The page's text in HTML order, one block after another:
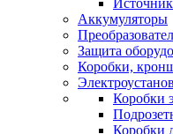
Аккумуляторы
Защита
Коробки,
Коробки
Коробки